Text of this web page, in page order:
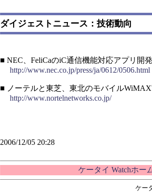
ダイジェストニュース：技術動向
■ NEC、FeliCaのiC通信機能対応アプリ開
http://www.nec.co.jp/press/ja/0612/0506.html
■ ノーテルと東芝、東北のモバイル
http://www.nortelnetworks.co.jp/
2006/12/05 20:28
ケータイ Watchホー
ケー